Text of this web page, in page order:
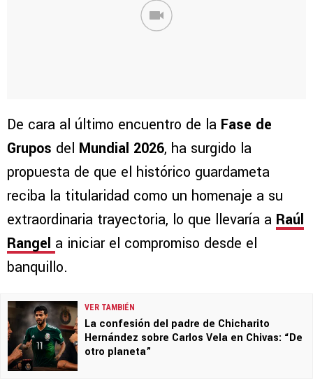
De cara al último encuentro de la Fase de
Grupos del Mundial 2026, ha surgido la
propuesta de que el histórico guardameta
reciba la titularidad como un homenaje a su
extraordinaria trayectoria, lo que llevaría a Raúl
Rangel a iniciar el compromiso desde el
banquillo.
VER TAMBIÉN
La confesión del padre de Chicharito
Hernández sobre Carlos Vela en Chivas: “De
otro planeta”